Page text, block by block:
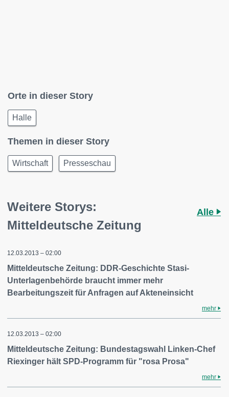
Orte in dieser Story
Halle
Themen in dieser Story
Wirtschaft Presseschau
Weitere Storys:
Mitteldeutsche Zeitung
Alle
12.03.2013 – 02:00
Mitteldeutsche Zeitung: DDR-Geschichte Stasi-
Unterlagenbehörde braucht immer mehr
Bearbeitungszeit für Anfragen auf Akteneinsicht
mehr
12.03.2013 – 02:00
Mitteldeutsche Zeitung: Bundestagswahl Linken-Chef
Riexinger hält SPD-Programm für "rosa Prosa"
mehr